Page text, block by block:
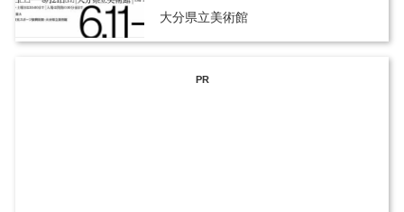
大分県立美術館
PR